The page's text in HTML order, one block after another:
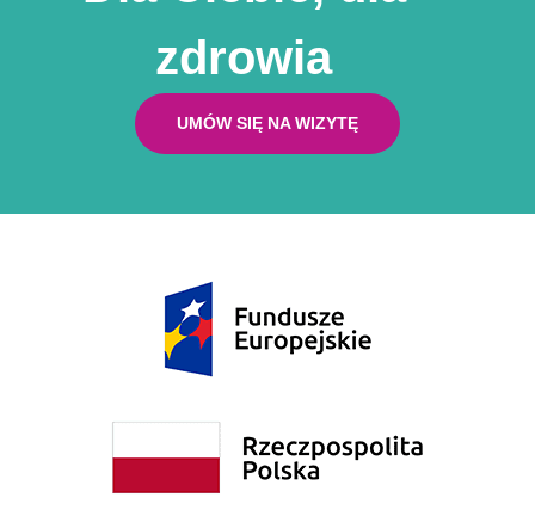
zdrowia
UMÓW SIĘ NA WIZYTĘ